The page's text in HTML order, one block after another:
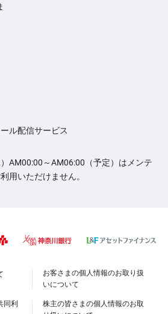
ル配信サービス
AM00:00～AM06:00（予定）はメンテ
用いただけません。
お客さまの個人情報のお取り扱
いについて
同利
株主の皆さまの個人情報のお取